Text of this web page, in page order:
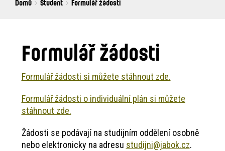
Breadcrumbs
You
Domů Student Formulář žádosti
Formulář žádosti
Formulář žádosti si můžete stáhnout zde.
Formulář žádosti o individuální plán si můžete
stáhnout zde.
Žádosti se podávají na studijním oddělení osobně
nebo elektronicky na adresu studijni@jabok.cz.